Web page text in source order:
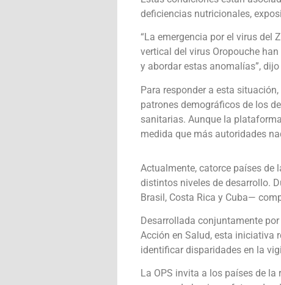
deficiencias nutricionales,
“La emergencia por el virus del
vertical del virus Oropouche
y abordar estas anomalías”,
Para responder a esta
patrones demográficos de los
sanitarias. Aunque la
medida que más autoridades
Actualmente, catorce países de
distintos niveles de desarrollo.
Brasil, Costa Rica y Cuba—
Desarrollada conjuntamente
Acción en Salud, esta iniciativa
identificar disparidades en la
La OPS invita a los países de